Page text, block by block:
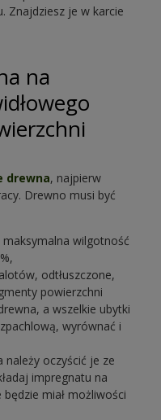
Znajdziesz je w karcie
na
drewna, najpierw
Drewno musi być
wilgotność
odtłuszczone,
powierzchni
a wszelkie ubytki
wyrównać i
oczyścić je ze
impregnatu na
miał możliwości